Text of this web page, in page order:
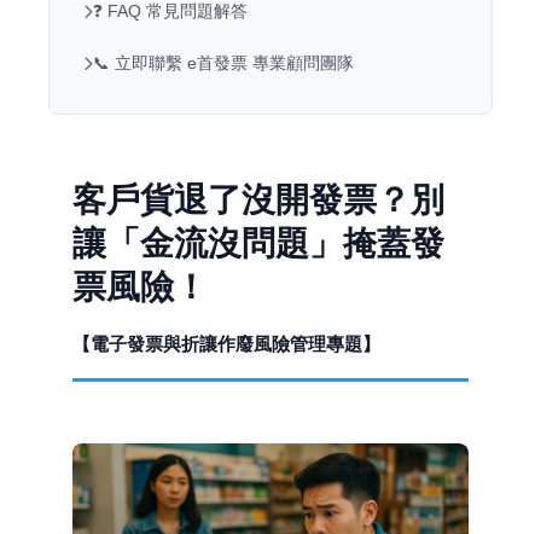
❓ FAQ 常見問題解答
📞 立即聯繫 e首發票 專業顧問團隊
客戶貨退了沒開發票？別
讓「金流沒問題」掩蓋發
票風險！
【電子發票與折讓作廢風險管理專題】